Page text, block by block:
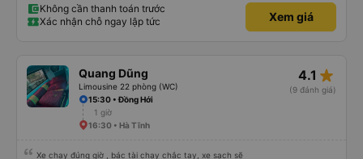
Không cần thanh toán trước
Xác nhận chỗ ngay lập tức
Xem giá
Quang Dũng
Limousine 22 phòng (WC)
4.1 star_rate
(9 đánh giá)
15:30 • Đồng Hới
1 giờ
16:30 • Hà Tĩnh
Xe chạy đúng giờ , bác tài chạy chắc tay, xe sạch sẽ